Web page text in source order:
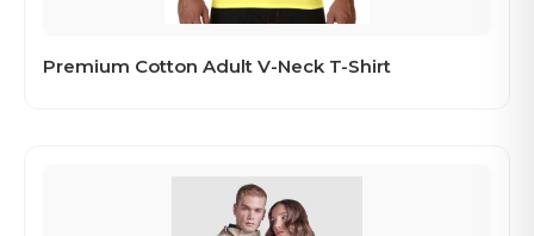
Premium Cotton Adult V-Neck T-Shirt